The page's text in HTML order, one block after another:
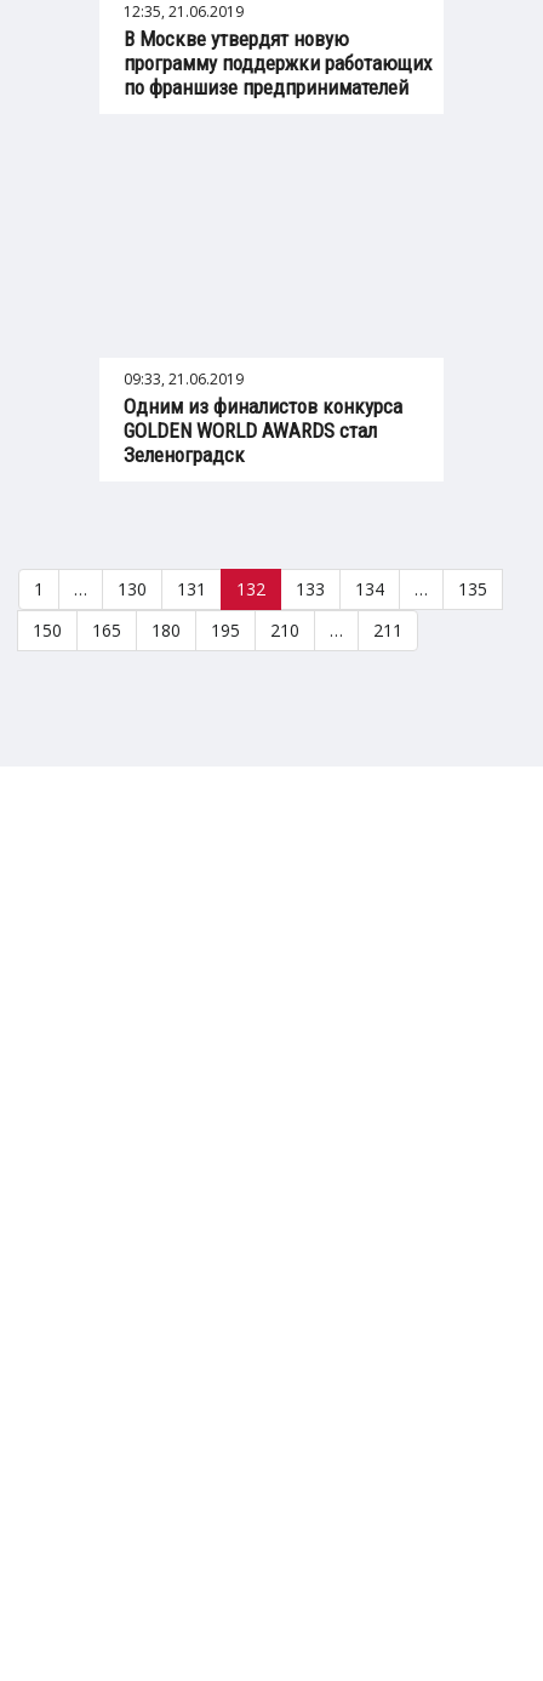
12:35, 21.06.2019
В Москве утвердят новую
программу поддержки работающих
по франшизе предпринимателей
09:33, 21.06.2019
Одним из финалистов конкурса
GOLDEN WORLD AWARDS стал
Зеленоградск
1 … 130 131 132 133 134 …
135
150
165 180 195 210 … 211